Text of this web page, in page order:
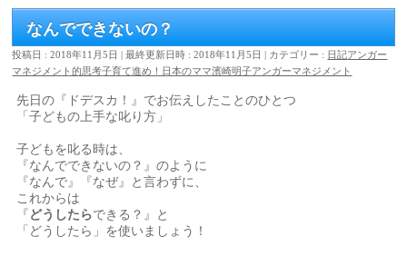
なんでできないの？
投稿日 : 2018年11月5日 最終更新日時 : 2018年11月5日 カテゴリー : 日記アンガー
マネジメント的思考子育て進め！日本のママ濱崎明子アンガーマネジメント
先日の『ドデスカ！』でお伝えしたことのひとつ
「子どもの上手な叱り方」
子どもを叱る時は、
『なんでできないの？』のように
『なんで』『なぜ』と言わずに、
これからは
『 どうしたらできる？』と
「どうしたら」を使いましょう！